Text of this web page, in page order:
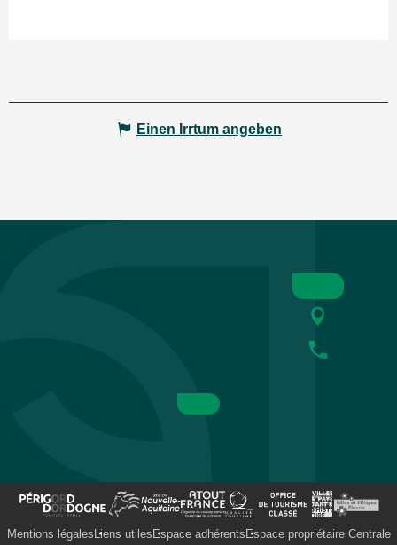
Einen Irrtum angeben
Mentions légalesLiens utilesEspace adhérentsEspace propriétaire Centrale